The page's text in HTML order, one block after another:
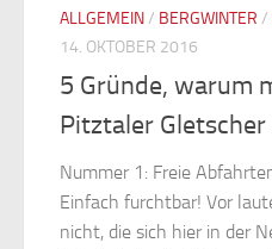
ALLGEMEIN/ BERGWINTER /
14. OKTOBER 2016
5 Gründe, warum
Pitztaler
Nummer 1: Freie
Einfach furchtbar! Vor
nicht, die sich hier in der